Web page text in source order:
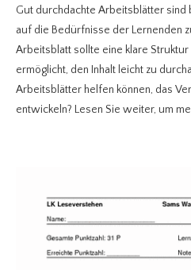
Gut durchdachte Arbeitsblätter
auf die Bedürfnisse der Lernenden
Arbeitsblatt sollte eine klare
ermöglicht, den Inhalt leicht zu
Arbeitsblätter helfen können, das
entwickeln? Lesen Sie weiter, um